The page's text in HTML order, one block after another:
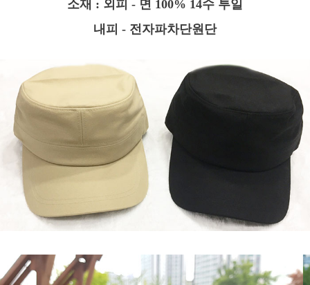
소재 : 외피 - 면 100% 14수 투일
내피 - 전자파차단원단